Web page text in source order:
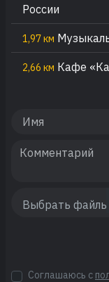
России
1,97 км
2,66 км Кафе
Соглашаюсь с